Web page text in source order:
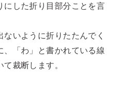
にした折り目部分ことを言
いように折りたたんでく
、「わ」と書かれている線
裁断します。